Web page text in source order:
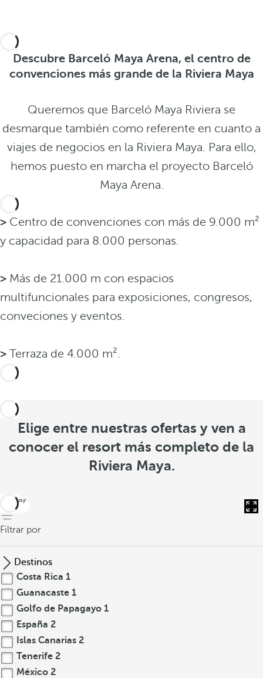
Descubre Barceló Maya Arena, el centro de
convenciones más grande de la Riviera Maya
Queremos que Barceló Maya Riviera se
desmarque también como referente en cuanto a
viajes de negocios en la Riviera Maya. Para ello,
hemos puesto en marcha el proyecto Barceló
Maya Arena.
> Centro de convenciones con más de 9.000 m²
y capacidad para 8.000 personas.
> Más de 21.000 m con espacios
multifuncionales para exposiciones, congresos,
conveciones y eventos.
> Terraza de 4.000 m².
Elige entre nuestras ofertas y ven a
conocer el resort más completo de la
Riviera Maya.
volver
Filtrar por
Destinos
Costa Rica 1
Guanacaste 1
Golfo de Papagayo 1
España 2
Islas Canarias 2
Tenerife 2
México 2